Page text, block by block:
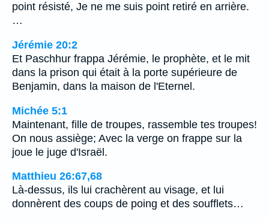
point résisté, Je ne me suis point retiré en arrière.
…
Jérémie 20:2
Et Paschhur frappa Jérémie, le prophète, et le mit
dans la prison qui était à la porte supérieure de
Benjamin, dans la maison de l'Eternel.
Michée 5:1
Maintenant, fille de troupes, rassemble tes troupes!
On nous assiège; Avec la verge on frappe sur la
joue le juge d'Israël.
Matthieu 26:67,68
Là-dessus, ils lui crachèrent au visage, et lui
donnèrent des coups de poing et des soufflets…